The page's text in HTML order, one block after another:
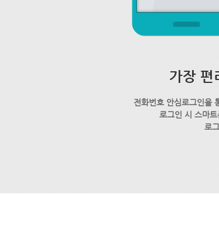
가장 편
전화번호 안심로그인을
로그인 시 스마트
로